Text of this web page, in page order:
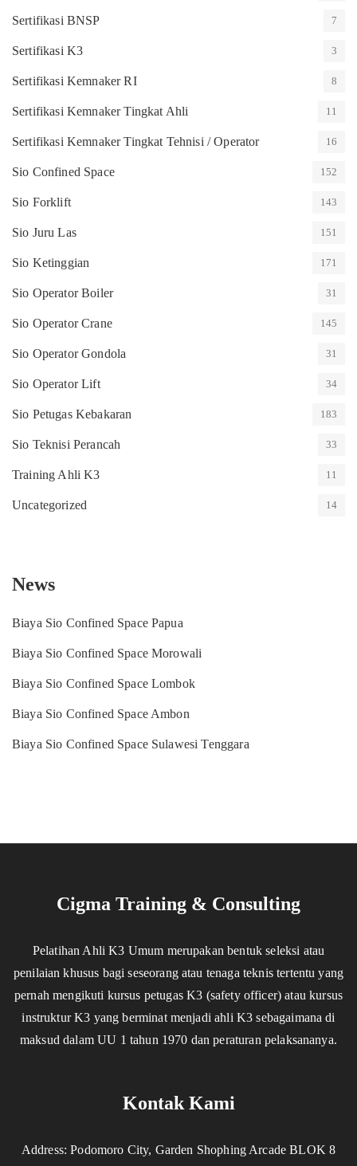
Sertifikasi BNSP 7
Sertifikasi K3 3
Sertifikasi Kemnaker RI 8
Sertifikasi Kemnaker Tingkat Ahli 11
Sertifikasi Kemnaker Tingkat Tehnisi / Operator 16
Sio Confined Space 152
Sio Forklift 143
Sio Juru Las 151
Sio Ketinggian 171
Sio Operator Boiler 31
Sio Operator Crane 145
Sio Operator Gondola 31
Sio Operator Lift 34
Sio Petugas Kebakaran 183
Sio Teknisi Perancah 33
Training Ahli K3 11
Uncategorized 14
News
Biaya Sio Confined Space Papua
Biaya Sio Confined Space Morowali
Biaya Sio Confined Space Lombok
Biaya Sio Confined Space Ambon
Biaya Sio Confined Space Sulawesi Tenggara
Cigma Training & Consulting
Pelatihan Ahli K3 Umum merupakan bentuk seleksi atau
penilaian khusus bagi seseorang atau tenaga teknis tertentu yang
pernah mengikuti kursus petugas K3 (safety officer) atau kursus
instruktur K3 yang berminat menjadi ahli K3 sebagaimana di
maksud dalam UU 1 tahun 1970 dan peraturan pelaksananya.
Kontak Kami
Address: Podomoro City, Garden Shophing Arcade BLOK 8